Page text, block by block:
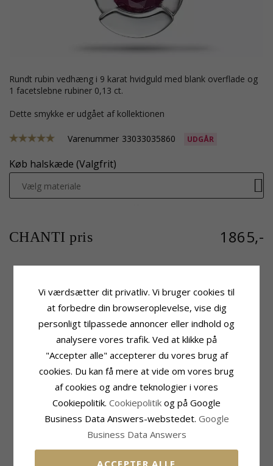
rundt rubin vedhæng i 9 karat hvidguld med blank overflade og
1 facetslebne rubiner 0,13 ct.
Dette smykke er udgået af kollektionen
Varenummer 33033035860 UDGÅR
Køb halskæde (Valgfrit)
Vælg materiale
CHANTI pris 1865,-
Produktinformation
Rundt
Vedhæng:Vedhæng
Ædelmetal:Hvidguld
Overflade: Blank
Sten
Antal:1
Sten: Rubin
Carat:0,13
Fatning
Højde Inkl. Øsken:10,6 mm
Bredde:4 mm
Leveringstid
Leveringstid:2-3 Hverdage
Passer Til Guldkæder Med Bredde
Slange Max:1,2 mm
MEST SOLGTE I KATEGORIEN
Vi værdsætter dit privatliv. Vi bruger cookies til
at forbedre din browseroplevelse, vise dig
personligt tilpassede annoncer eller indhold og
analysere vores trafik. Ved at klikke på
"Accepter alle" accepterer du vores brug af
cookies. Du kan få mere at vide om vores brug
af cookies og andre teknologier i vores
Cookiepolitik. Cookiepolitik og på Google
Business Data Answers-webstedet. Google
Business Data Answers
ACCEPTER ALLE